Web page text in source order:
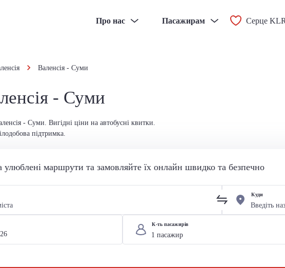
Про нас Пасажирам Серце KLR
Валенсія - Суми
- Суми
- Суми. Вигідні ціни на автобусні квитки.
підтримка.
маршрути та замовляйте їх онлайн швидко та безпечно
Куди
26
К-ть пасажирів